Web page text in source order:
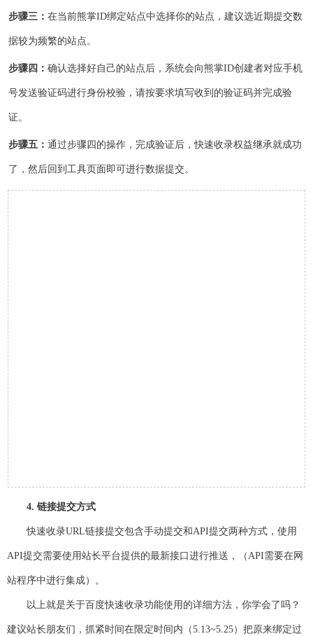
步骤三： 在当前熊掌ID绑定站点中选择你的站点，建议选近期提交数
据较为频繁的站点。
步骤四： 确认选择好自己的站点后，系统会向熊掌ID创建者对应手机
号发送验证码进行身份校验，请按要求填写收到的验证码并完成验
证。
步骤五： 通过步骤四的操作，完成验证后，快速收录权益继承就成功
了，然后回到工具页面即可进行数据提交。
4. 链接提交方式
快速收录URL链接提交包含手动提交和API提交两种方式，使用
API提交需要使用站长平台提供的最新接口进行推送，（API需要在网
站程序中进行集成）。
以上就是关于百度快速收录功能使用的详细方法，你学会了吗？
建议站长朋友们，抓紧时间在限定时间内（5.13~5.25）把原来绑定过